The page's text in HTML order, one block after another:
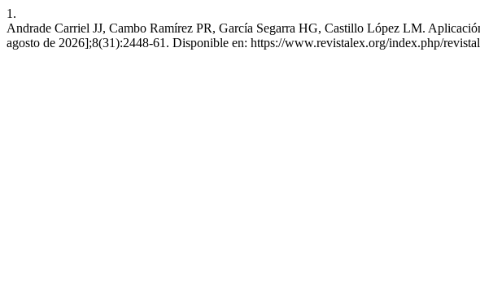
1.
Andrade Carriel JJ, Cambo Ramírez PR, García Segarra HG, Castillo López LM.
agosto de 2026];8(31):2448-61. Disponible en: https://www.revistalex.org/index.php/